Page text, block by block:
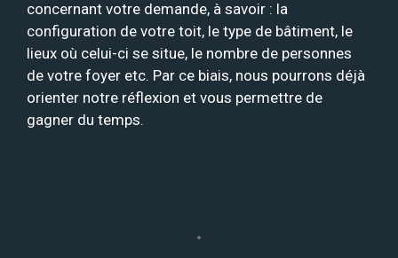
concernant votre demande, à savoir : la
configuration de votre toit, le type de bâtiment, le
lieux où celui-ci se situe, le nombre de personnes
de votre foyer etc. Par ce biais, nous pourrons déjà
orienter notre réflexion et vous permettre de
gagner du temps.